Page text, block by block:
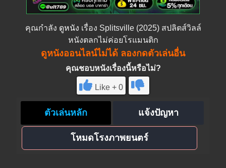
คุณกำลัง ดูหนัง เรื่อง Splitsville (2025) สปลิตส์วิลล์
หนังตลกไม่ค่อยโรแมนติก
ดูหนังออนไลน์ไม่ได้ ลองกดตัวเล่นอื่น
คุณชอบหนังเรื่องนี้หรือไม่?
Like + 0
ตัวเล่นหลัก แจ้งปัญหา
โหมดโรงภาพยนตร์